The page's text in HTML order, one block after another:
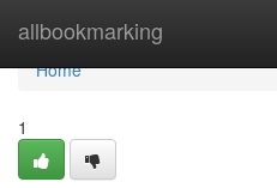
allbookmarking
Home
Home
1